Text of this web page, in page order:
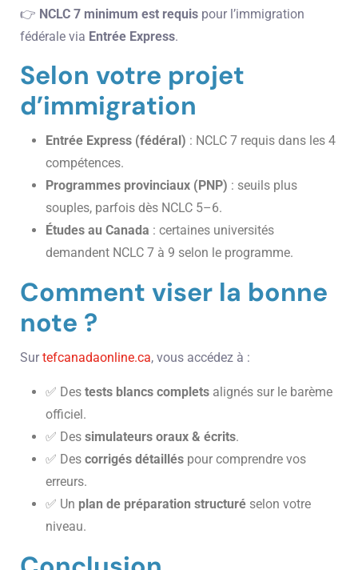
👉 NCLC 7 minimum est requis pour l’immigration
fédérale via Entrée Express.
Selon votre projet
d’immigration
Entrée Express (fédéral) : NCLC 7 requis dans les 4
compétences.
Programmes provinciaux (PNP) : seuils plus
souples, parfois dès NCLC 5–6.
Études au Canada : certaines universités
demandent NCLC 7 à 9 selon le programme.
Comment viser la bonne
note ?
Sur tefcanadaonline.ca, vous accédez à :
✅ Des tests blancs complets alignés sur le barème
officiel.
✅ Des simulateurs oraux & écrits.
✅ Des corrigés détaillés pour comprendre vos
erreurs.
✅ Un plan de préparation structuré selon votre
niveau.